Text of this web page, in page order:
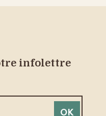
infolettre